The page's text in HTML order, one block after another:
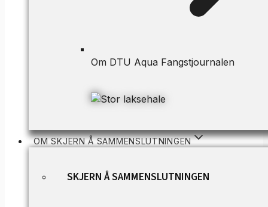
Om DTU Aqua Fangstjournalen
OM SKJERN Å SAMMENSLUTNINGEN
SKJERN Å SAMMENSLUTNINGEN